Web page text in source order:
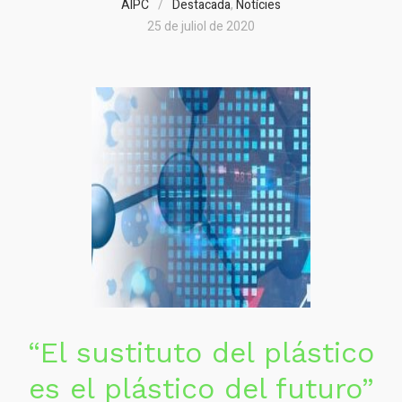
AIPC Destacada,Notícies
25 de juliol de 2020
“El sustituto del plástico
es el plástico del futuro”